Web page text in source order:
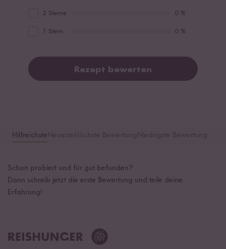
2 Sterne 0 %
1 Stern 0 %
Rezept bewerten
Hilfreichste
Schon probiert und für gut befunden?
Dann schreib jetzt die erste Bewertung und teile deine
Erfahrung!